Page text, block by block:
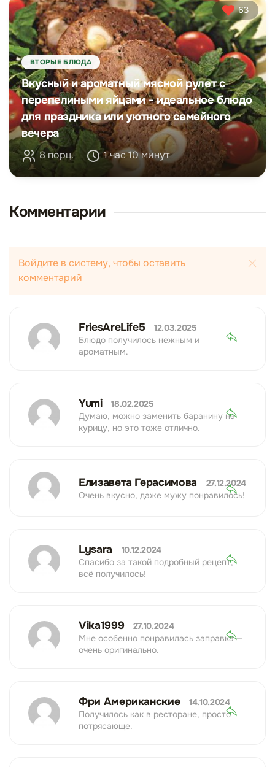
63
ВТОРЫЕ БЛЮДА
Вкусный и ароматный мясной рулет с
перепелиными яйцами - идеальное блюдо
для праздника или уютного семейного
вечера
8 порц. 1 час 10 минут
Комментарии
Войдите в систему, чтобы оставить
комментарий
FriesAreLife5
12.03.2025
Блюдо получилось нежным и
ароматным.
Yumi
18.02.2025
Думаю, можно заменить баранину на
курицу, но это тоже отлично.
Елизавета Герасимова
27.12.2024
Очень вкусно, даже мужу понравилось!
Lysara
10.12.2024
Спасибо за такой подробный рецепт,
всё получилось!
Vika1999
27.10.2024
Мне особенно понравилась заправка —
очень оригинально.
Фри Американские
14.10.2024
Получилось как в ресторане, просто
потрясающе.